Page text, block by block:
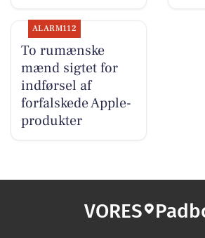
ALARM112
To rumænske
mænd sigtet for
indførsel af
forfalskede Apple-
produkter
VORES